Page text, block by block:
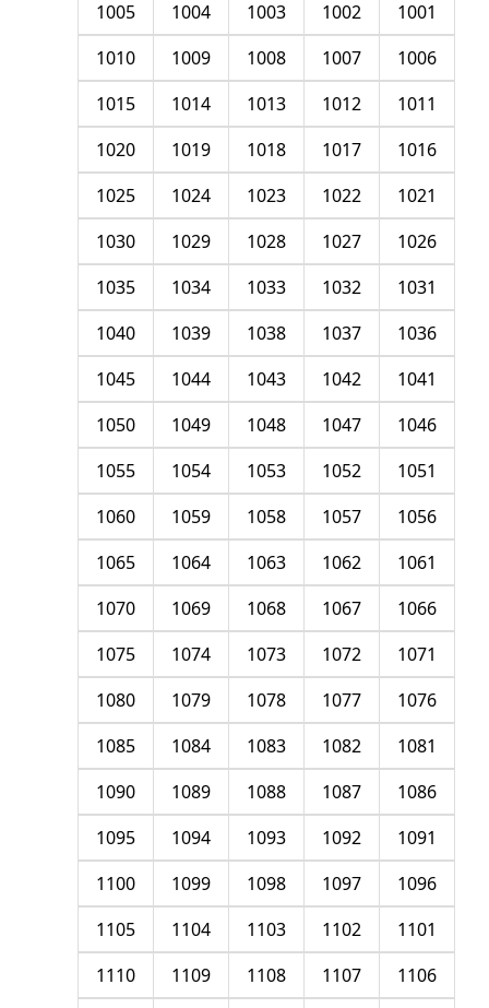
1001
1002
1003
1004
1005
1006
1007
1008
1009
1010
1011
1012
1013
1014
1015
1016
1017
1018
1019
1020
1021
1022
1023
1024
1025
1026
1027
1028
1029
1030
1031
1032
1033
1034
1035
1036
1037
1038
1039
1040
1041
1042
1043
1044
1045
1046
1047
1048
1049
1050
1051
1052
1053
1054
1055
1056
1057
1058
1059
1060
1061
1062
1063
1064
1065
1066
1067
1068
1069
1070
1071
1072
1073
1074
1075
1076
1077
1078
1079
1080
1081
1082
1083
1084
1085
1086
1087
1088
1089
1090
1091
1092
1093
1094
1095
1096
1097
1098
1099
1100
1101
1102
1103
1104
1105
1106
1107
1108
1109
1110